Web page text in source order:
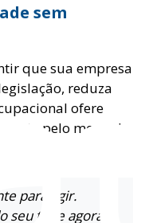
sem
que sua empresa
reduza
oferece
pelo mercado
para agir.
seu time agora